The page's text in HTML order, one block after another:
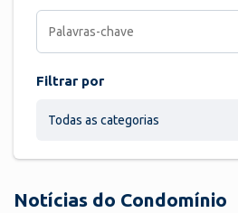
Filtrar por
Todas as categorias
Notícias do Condomínio